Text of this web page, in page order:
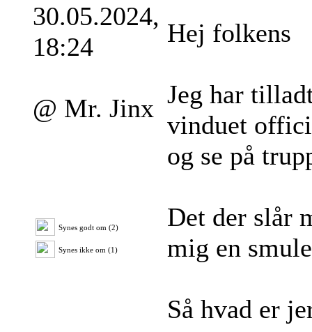
30.05.2024,
18:24
@ Mr. Jinx
Synes godt om (2)
Synes ikke om (1)
Hej folkens
Jeg har
vinduet
og se på
Det der slår
mig en
Så hvad er